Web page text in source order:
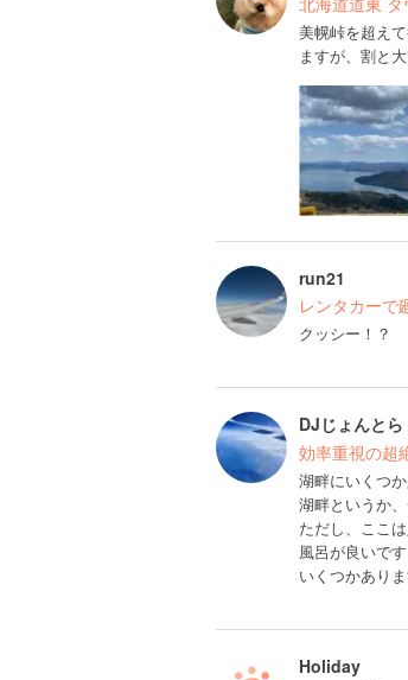
美幌峠を超え
ますが、割と
run21
レンタカーで
クッシー！？
DJじょんとら
効率重視の超
湖畔にいくつ
湖畔というか
ただし、ここ
風呂が良いです
いくつかあり
Holiday